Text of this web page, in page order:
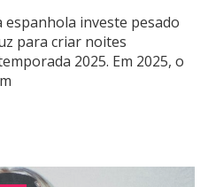
espanhola investe pesado
para criar noites
2025. Em 2025, o